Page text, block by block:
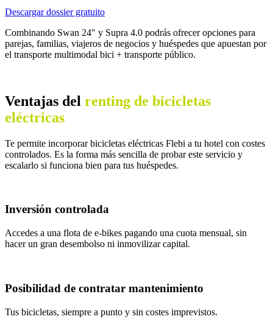
Descargar dossier gratuito
Combinando Swan 24″ y Supra 4.0 podrás ofrecer opciones para
parejas, familias, viajeros de negocios y huéspedes que apuestan por
el transporte multimodal bici + transporte público.
Ventajas del renting de bicicletas
eléctricas
Te permite incorporar bicicletas eléctricas Flebi a tu hotel con costes
controlados. Es la forma más sencilla de probar este servicio y
escalarlo si funciona bien para tus huéspedes.
Inversión controlada
Accedes a una flota de e-bikes pagando una cuota mensual, sin
hacer un gran desembolso ni inmovilizar capital.
Posibilidad de contratar mantenimiento
Tus bicicletas, siempre a punto y sin costes imprevistos.